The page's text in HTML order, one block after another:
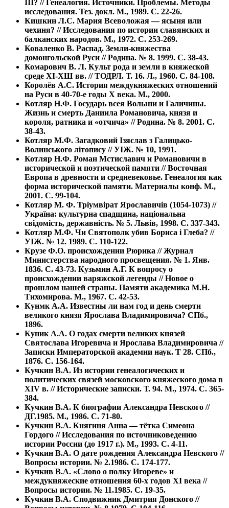
III? // Генеалогия. Источники. Проблемы. Методы
исследования. Тез. докл. М., 1989. С. 22-26.
Кишкин Л.С. Мария Всеволожая — ясыня или
чехиня? // Исследования по истории славянских и
балканских народов. М., 1972. С. 253-269.
Коваленко В. Распад. Земли-княжества
домонгольской Руси // Родина. № 8. 1999. С. 38-43.
Комарович В. Л. Культ рода и земли в княжеской
среде ХI-ХШ вв. // ТОДРЛ. Т. 16. Л., 1960. С. 84-108.
Королёв А.С. История междукняжеских отношений
на Руси в 40-70-е годы Х века. М., 2000.
Котляр Н.Ф. Государь всея Волыни и Галичины.
Жизнь и смерть Даниила Романовича, князя и
короля, ратника и «отчича» // Родина. № 8. 2001. С.
38-43.
Котляр М.Ф. Загадковий Iзяслав з Галицько-
Волинського лiтопису // УIЖ. № 10, 1991.
Котляр Н.Ф. Роман Мстиславич и Романовичи в
исторической и поэтической памяти // Восточная
Европа в древности и средневековье. Генеалогия как
форма исторической памяти. Материалы конф. М.,
2001. С. 99-104.
Котляр М. Ф. Трiумвiрат Ярославичiв (1054-1073) //
Україна: культурна спадщина, нацiональна
свiдомiсть, державнiсть. № 5. Львiв, 1998. С. 337-343.
Котляр М.Ф. Чи Святополк убив Бориса i Глеба? //
УIЖ. № 12. 1989. С. 110-122.
Крузе Ф.О. происхождении Рюрика // Журнал
Министерства народного просвещения. № 1. Янв.
1836. С. 43-73. Кузьмин А.Г. К вопросу о
происхождении варяжской легенды // Новое о
прошлом нашей страны. Памяти академика М.Н.
Тихомирова. М., 1967. С. 42-53.
Кунмк А.А. Известны ли нам год и день смерти
великого князя Ярослава Владимировича? СПб.,
1896.
Куник А.А. О годах смерти великих князей
Святослава Игоревича и Ярослава Владимировича //
Записки Императорской академии наук. Т 28. СПб.,
1876. С. 156-164.
Кучкин В.А. Из истории генеалогических и
политических связей московского княжеского дома в
XIV в. // Исторические записки. Т. 94. М., 1974. С. 365-
384.
Кучкин В.А. К биографии Александра Невского //
ДГ.1985. М., 1986. С. 71-80.
Кучкин В.А. Княгиня Анна — тётка Симеона
Гордого // Исследования по источниковедению
истории России (до 1917 г.). М., 1993. С. 4-11.
Кучкин В.А. О дате рождения Александра Невского //
Вопросы истории. № 2.1986. С. 174-177.
Кучкив В.А. «Слово о полку Игореве» и
междукняжеские отношения 60-х годов XI века //
Вопросы истории. № 11.1985. С. 19-35.
Кучкин В.А. Сподвижник Дмитрия Донского //